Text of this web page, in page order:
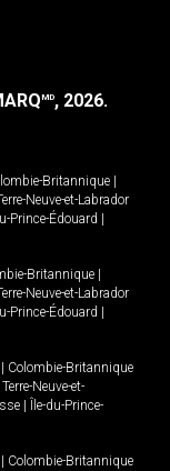
MD, 2026.
Britannique
Neuve-et-Labrador
Prince-Édouard
Britannique
Neuve-et-Labrador
Prince-Édouard
Colombie-Britannique
Terre-Neuve-et-
Île-du-Prince-
Colombie-Britannique